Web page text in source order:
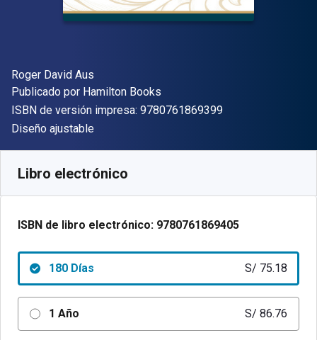
Autor(es)
Roger David Aus
Editor
Publicado por Hamilton Books
ISBN de versión impresa: 9780761869399"ISBN-13
Formato
Diseño ajustable
Libro electrónico
ISBN de libro electrónico: 9780761869405
180 Días S/ 75.18
1 Año S/ 86.76